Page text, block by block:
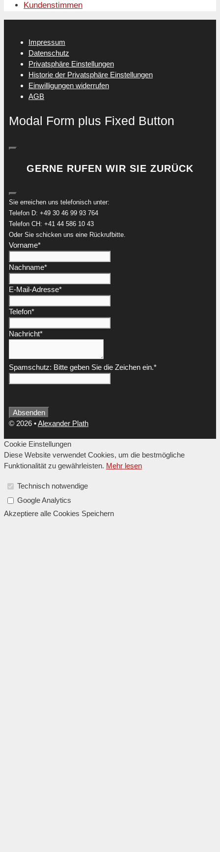
Kundenstimmen
Impressum
Datenschutz
Privatsphäre Einstellungen
Historie der Privatsphäre Einstellungen
Einwilligungen widerrufen
AGB
Modal Form plus Fixed Button
GERNE RUFEN WIR SIE ZURÜCK
Sie erreichen uns telefonisch unter:
Telefon D: +49 30 46 99 93 764
Telefon CH: +41 44 586 10 43
Oder Sie schicken uns eine Rückrufbitte.
Vorname*
Nachname*
E-Mail-Adresse*
Telefon*
Nachricht*
Spamschutz: Bitte geben Sie die Zeichen ein.*
Absenden
Email
© 2026 •Alexander Plath
Cookie Einstellungen
Diese Website verwendet Cookies, um die bestmögliche
Funktionalität zu gewährleisten. Mehr lesen
Technisch notwendige
Google Analytics
Akzeptiere alle Cookies Speichern